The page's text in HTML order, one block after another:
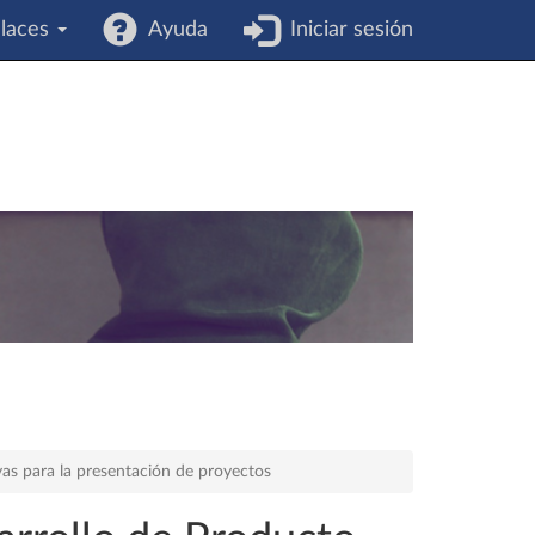
Ayuda Iniciar sesión
para la presentación de proyectos